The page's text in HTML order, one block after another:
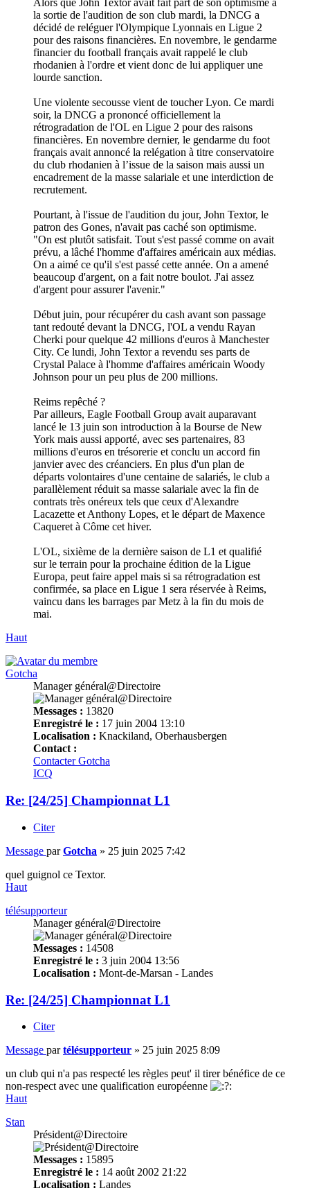
Alors que John Textor avait fait part de son optimisme à
la sortie de l'audition de son club mardi, la DNCG a
décidé de reléguer l'Olympique Lyonnais en Ligue 2
pour des raisons financières. En novembre, le gendarme
financier du football français avait rappelé le club
rhodanien à l'ordre et vient donc de lui appliquer une
lourde sanction.
Une violente secousse vient de toucher Lyon. Ce mardi
soir, la DNCG a prononcé officiellement la
rétrogradation de l'OL en Ligue 2 pour des raisons
financières. En novembre dernier, le gendarme du foot
français avait annoncé la relégation à titre conservatoire
du club rhodanien à l’issue de la saison mais aussi un
encadrement de la masse salariale et une interdiction de
recrutement.
Pourtant, à l'issue de l'audition du jour, John Textor, le
patron des Gones, n'avait pas caché son optimisme.
"On est plutôt satisfait. Tout s'est passé comme on avait
prévu, a lâché l'homme d'affaires américain aux médias.
On a aimé ce qu'il s'est passé cette année. On a amené
beaucoup d'argent, on a fait notre boulot. J'ai assez
d'argent pour assurer l'avenir."
Début juin, pour récupérer du cash avant son passage
tant redouté devant la DNCG, l'OL a vendu Rayan
Cherki pour quelque 42 millions d'euros à Manchester
City. Ce lundi, John Textor a revendu ses parts de
Crystal Palace à l'homme d'affaires américain Woody
Johnson pour un peu plus de 200 millions.
Reims repêché ?
Par ailleurs, Eagle Football Group avait auparavant
lancé le 13 juin son introduction à la Bourse de New
York mais aussi apporté, avec ses partenaires, 83
millions d'euros en trésorerie et conclu un accord fin
janvier avec des créanciers. En plus d'un plan de
départs volontaires d'une centaine de salariés, le club a
parallèlement réduit sa masse salariale avec la fin de
contrats très onéreux tels que ceux d'Alexandre
Lacazette et Anthony Lopes, et le départ de Maxence
Caqueret à Côme cet hiver.
L'OL, sixième de la dernière saison de L1 et qualifié
sur le terrain pour la prochaine édition de la Ligue
Europa, peut faire appel mais si sa rétrogradation est
confirmée, sa place en Ligue 1 sera réservée à Reims,
vaincu dans les barrages par Metz à la fin du mois de
mai.
Haut
Gotcha
Manager général@Directoire
Messages : 13820
Enregistré le : 17 juin 2004 13:10
Localisation : Knackiland, Oberhausbergen
Contact :
Contacter Gotcha
ICQ
Re: [24/25] Championnat L1
Citer
Message parGotcha » 25 juin 2025 7:42
quel guignol ce Textor.
Haut
télésupporteur
Manager général@Directoire
Messages : 14508
Enregistré le : 3 juin 2004 13:56
Localisation : Mont-de-Marsan - Landes
Re: [24/25] Championnat L1
Citer
Message partélésupporteur » 25 juin 2025 8:09
un club qui n'a pas respecté les règles peut' il tirer bénéfice de ce
non-respect avec une qualification européenne
Haut
Stan
Président@Directoire
Messages : 15895
Enregistré le : 14 août 2002 21:22
Localisation : Landes